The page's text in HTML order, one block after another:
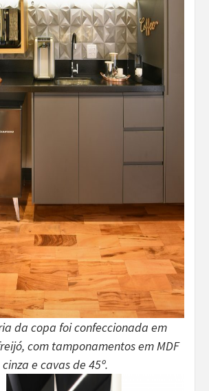
da copa foi confeccionada em
com tamponamentos em MDF
cinza e cavas de 45º.